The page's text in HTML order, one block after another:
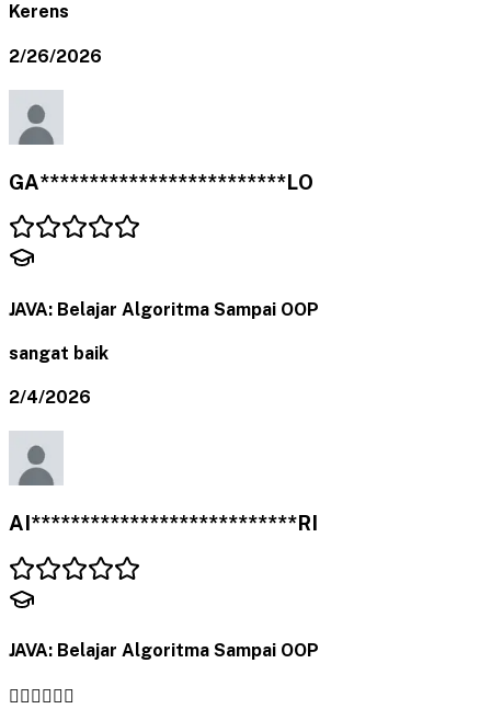
Kerens
2/26/2026
GA*************************LO
JAVA: Belajar Algoritma Sampai OOP
sangat baik
2/4/2026
AI***************************RI
JAVA: Belajar Algoritma Sampai OOP
👍🏻👍🏻👍🏻